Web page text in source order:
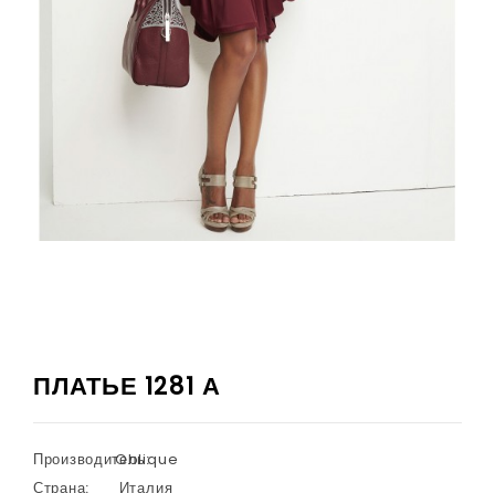
ПЛАТЬЕ 1281 А
Производитель:
Oblique
Страна:
Италия